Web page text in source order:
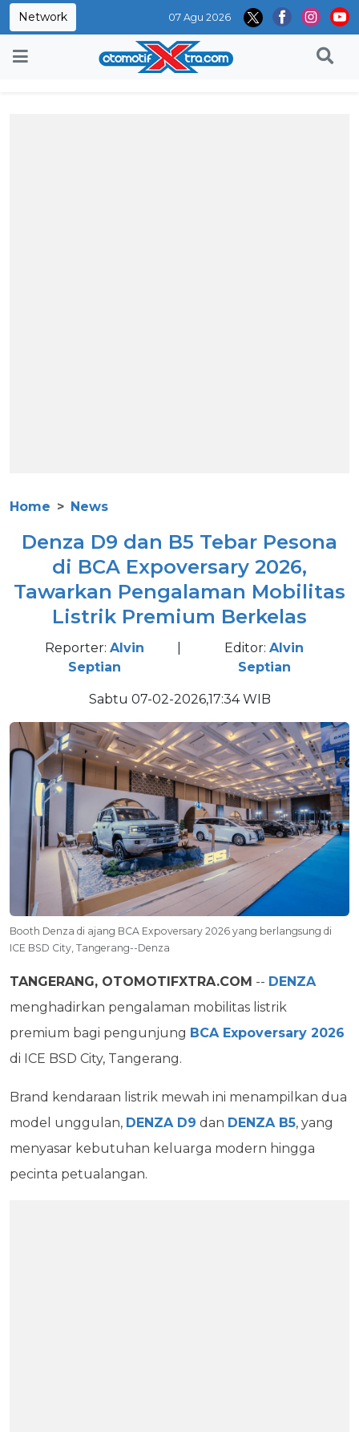
Network 07 Agu 2026
Home News
Denza D9 dan B5 Tebar Pesona
di BCA Expoversary 2026,
Tawarkan Pengalaman Mobilitas
Listrik Premium Berkelas
Reporter: Alvin
Septian
Editor:Alvin
Septian
Sabtu 07-02-2026,17:34 WIB
Booth Denza di ajang BCA Expoversary 2026 yang berlangsung di
ICE BSD City, Tangerang--Denza
TANGERANG, OTOMOTIFXTRA.COM -- DENZA
menghadirkan pengalaman mobilitas listrik
premium bagi pengunjung BCA Expoversary 2026
di ICE BSD City, Tangerang.
Brand kendaraan listrik mewah ini menampilkan dua
model unggulan, DENZA D9 dan DENZA B5, yang
menyasar kebutuhan keluarga modern hingga
pecinta petualangan.